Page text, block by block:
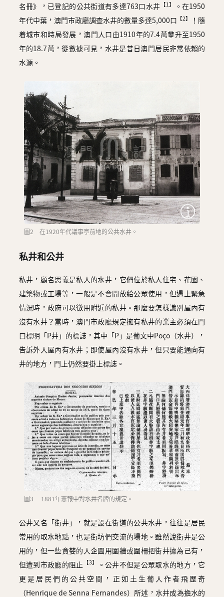
名冊》，已登記的公共街道有多達763口水井 【1】
。在1950
年代中葉，澳門市政廳調查水井的數量多達5,000口
【2】
！隨
着城市和時局發展，澳門人口由1910年的7.4萬攀升至1950
年的18.7萬，從數據可見，水井是昔日澳門居民非常依賴的
水源。
圖2 在1920年代議事亭前地的公共水井。
私井和公井
私井，顧名思義是私人的水井，它們位於私人住宅、花園、
建築物或工場等，一般是不會開放給公眾使用，但遇上緊急
情況時，政府可以徵用附近的私井。那麼要怎樣識別屋內有
沒有水井？當時，澳門市政廳規定擁有私井的業主必須在門
口標明「P井」的標誌，其中「P」是葡文中Poço（水井），
告訴外人屋內有水井；即使屋內沒有水井，但只要能通向有
井的地方，門上仍然要掛上標誌。
圖3 1881年憲報中對水井名牌的規定。
公井又名「街井」，就是設在街道的公共水井，往往是居民
常用的取水地點，也是街坊們交流的場地。雖然說街井是公
用的，但一些貪婪的人企圖用圍牆或圍柵把街井據為己有，
但遭到市政廳的阻止
【3】
。公井不但是公眾取水的地方，它
更是居民們的公共空間，正如土生葡人作者飛歷奇
（Henrique de Senna Fernandes）所述，水井成為擔水的